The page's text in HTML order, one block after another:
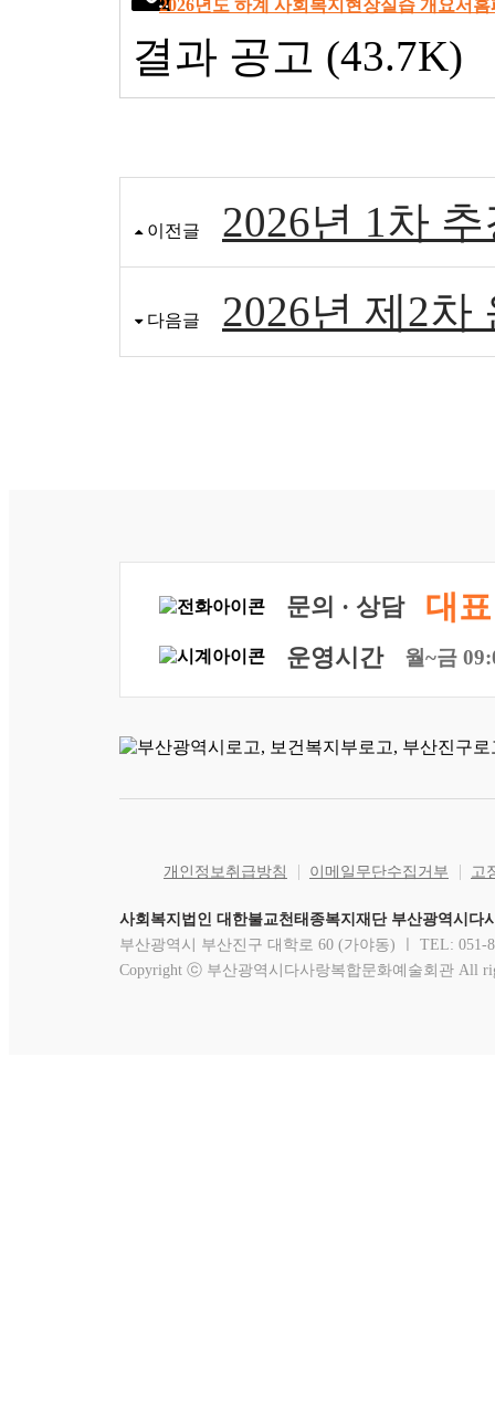
2026년도 하계 사회복지현장실습 개요서
결과 공고 (43.7K)
이전글 2026년 1차
다음글 2026년 제2차
문의 · 상담 대
운영시간 월~금
개인정보취급방침 이메일무단수집거부 고
사회복지법인 대한불교천태종복지재단 부산광역시다
부산광역시 부산진구 대학로 60 (가야동) ㅣ TEL: 051-
Copyright ⓒ 부산광역시다사랑복합문화예술회관 All